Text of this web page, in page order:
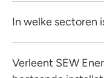
In welke sectoren
Verleent SEW